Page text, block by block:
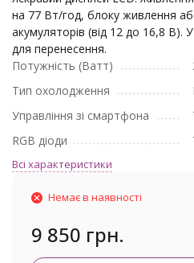
на 77 Вт/год, блоку живлення
акумуляторів (від 12 до 16,8 В).
для перенесення.
Потужність (Ватт)
Тип охолодження
Управління зі смартфона
RGB діоди
Всі характеристики
Немає в наявності
9 850 грн.